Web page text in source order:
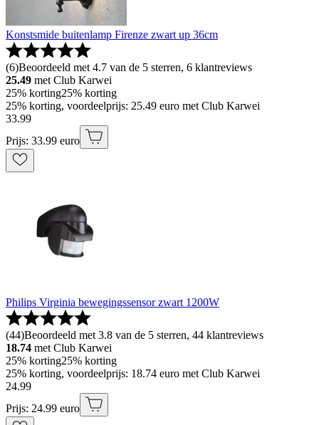
Konstsmide buitenlamp Firenze zwart up 36cm
(6)Beoordeeld met 4.7 van de 5 sterren, 6 klantreviews
25.49 met Club Karwei
25% korting25% korting
25% korting, voordeelprijs: 25.49 euro met Club Karwei
33.99
Prijs: 33.99 euro
Philips Virginia bewegingssensor zwart 1200W
(44)Beoordeeld met 3.8 van de 5 sterren, 44 klantreviews
18.74 met Club Karwei
25% korting25% korting
25% korting, voordeelprijs: 18.74 euro met Club Karwei
24.99
Prijs: 24.99 euro